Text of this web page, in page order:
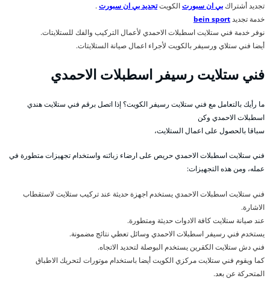
تجديد أشتراكبي ان سبورتالكويتتجديد بي ان سبورت.
خدمة تجديدbein sport
نوفر خدمة فني ستلايت اسطبلات الاحمدي لأعمال التركيب والفك للستلايتات.
أيضا فني ستلاي ورسيفر بالكويت لأجراء اعمال صيانة الستلايتات.
فني ستلايت رسيفر اسطبلات الاحمدي
ما رأيك بالتعامل مع فني ستلايت رسيفر الكويت؟ إذا اتصل برقم فني ستلايت هندي
اسطبلات الاحمدي وكن
سباقا بالحصول على اعمال الستلايت،
فني ستلايت اسطبلات الاحمدي حريص على ارضاء زبائنه واستخدام تجهيزات متطورة في
عمله، ومن هذه التجهيزات:
فني ستلايت اسطبلات الاحمدي يستخدم اجهزة حديثة عند تركيب ستلايت لاستقطاب
الاشارة.
عند صيانة ستلايت كافة الادوات حديثة ومتطورة.
يستخدم فني رسيفر اسطبلات الاحمدي وسائل تعطي نتائج مضمونة.
فني دش ستلايت الكقرين يستخدم البوصلة لتحديد الاتجاه.
كما ويقوم فني ستلايت مركزي الكويت أيضا باستخدام موتورات لتحريك الاطباق
المتحركة عن بعد.